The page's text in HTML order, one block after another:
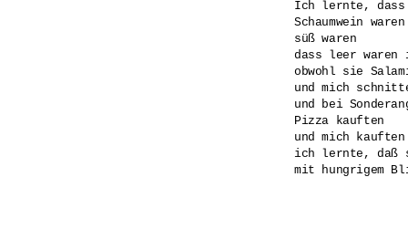
Ich lernte, dass
Schaumwein waren
süß waren
dass leer waren
obwohl sie
und mich
und bei
Pizza kauften
und mich kauften
ich lernte, daß
mit hungrigem